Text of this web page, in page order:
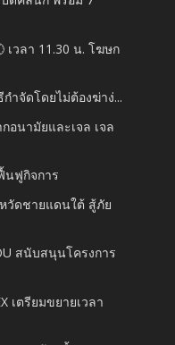
เวลา 11.30 น. โฆษก
จัดโดยไม่ต้องฆ่าง่...
อนามัยและเจล เจล
นฟูกิจการ
วัดชายแดนใต้ สู้ภัย
สนับสนุนโครงการ
เตรียมขยายเวลา